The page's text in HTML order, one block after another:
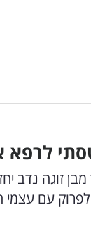
זוגה נדב
עם